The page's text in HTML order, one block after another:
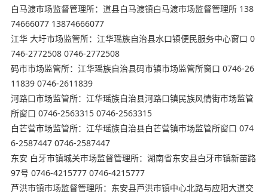
白马渡市场监督管理所：道县白马渡镇白马渡市场监督管理所 138
74666077 13874666077
江华 大圩市场监管所：江华瑶族自治县水口镇便民服务中心窗口 0
746-2772508 0746-2772508
码市市场监管所：江华瑶族自治县码市镇市场监管所窗口 0746-26
11839 0746-2611839
河路口市场监管所：江华瑶族自治县河路口镇民族风情街市场监管
所窗口 0746-2563315 0746-2563315
白芒营市场监管所：江华瑶族自治县白芒营镇市场监管所窗口 074
6-2587447 0746-2587447
东安 白牙市镇城关市场监督管理所：湖南省东安县白牙市镇新苗路
97号 0746-4215777 0746-4215777
芦洪市镇市场监督管理所：东安县芦洪市镇中心北路与应阳大道交